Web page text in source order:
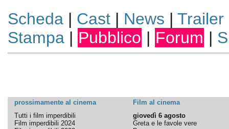
Scheda| Cast| News | Trailer
Stampa| Pubblico | Forum |
prossimamente al cinema
Film al cinema
Tutti i film imperdibili
Film imperdibili 2024
giovedì 6 agosto
Greta e le favole vere